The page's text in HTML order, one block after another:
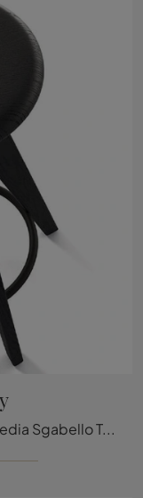
Clicca e ottieni informazioni sulla sedia Sgabello Tacky di Arrital in legno: le più originali Sedie sgabelli moderne ti attendono.